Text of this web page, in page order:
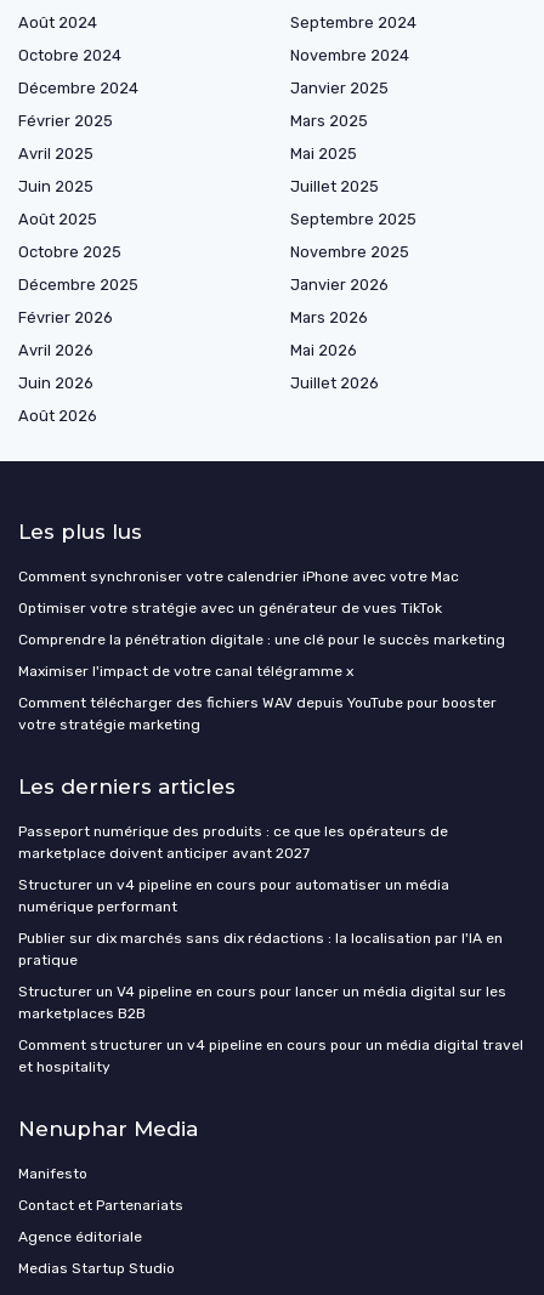
Août 2024
Septembre 2024
Octobre 2024
Novembre 2024
Décembre 2024
Janvier 2025
Février 2025
Mars 2025
Avril 2025
Mai 2025
Juin 2025
Juillet 2025
Août 2025
Septembre 2025
Octobre 2025
Novembre 2025
Décembre 2025
Janvier 2026
Février 2026
Mars 2026
Avril 2026
Mai 2026
Juin 2026
Juillet 2026
Août 2026
Les plus lus
Comment synchroniser votre calendrier iPhone avec votre Mac
Optimiser votre stratégie avec un générateur de vues TikTok
Comprendre la pénétration digitale : une clé pour le succès marketing
Maximiser l'impact de votre canal télégramme x
Comment télécharger des fichiers WAV depuis YouTube pour booster
votre stratégie marketing
Les derniers articles
Passeport numérique des produits : ce que les opérateurs de
marketplace doivent anticiper avant 2027
Structurer un v4 pipeline en cours pour automatiser un média
numérique performant
Publier sur dix marchés sans dix rédactions : la localisation par l'IA en
pratique
Structurer un V4 pipeline en cours pour lancer un média digital sur les
marketplaces B2B
Comment structurer un v4 pipeline en cours pour un média digital travel
et hospitality
Nenuphar Media
Manifesto
Contact et Partenariats
Agence éditoriale
Medias Startup Studio